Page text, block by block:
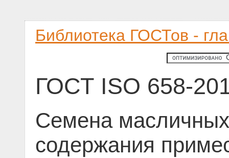
Библиотека ГОСТов -
ГОСТ ISO 658-
Семена
содержания